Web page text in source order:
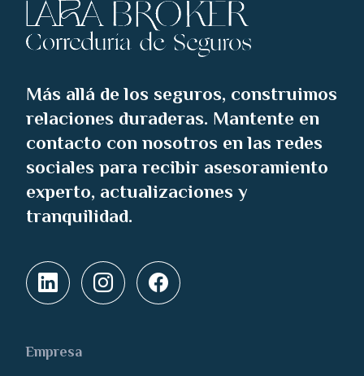
Más allá de los seguros, construimos
relaciones duraderas. Mantente en
contacto con nosotros en las redes
sociales para recibir asesoramiento
experto, actualizaciones y
tranquilidad.
Empresa